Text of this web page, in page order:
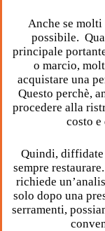
Anche se
possibile.
principale
o marcio,
acquistare una
Questo perchè,
procedere alla
costo e
Quindi, diffidate
sempre
richiede
solo dopo una
serramenti,